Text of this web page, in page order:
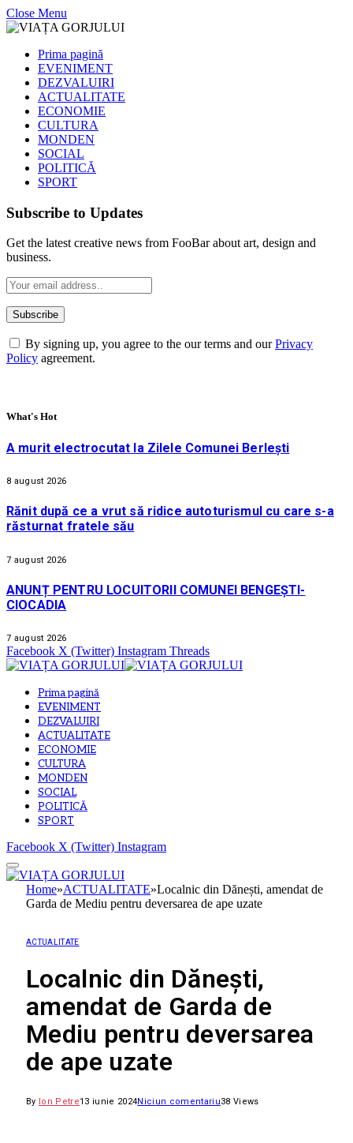
Close Menu
Prima pagină
EVENIMENT
DEZVALUIRI
ACTUALITATE
ECONOMIE
CULTURA
MONDEN
SOCIAL
POLITICĂ
SPORT
Subscribe to Updates
Get the latest creative news from FooBar about art, design and
business.
By signing up, you agree to the our terms and ourPrivacy
Policy agreement.
What's Hot
A murit electrocutat la Zilele Comunei Berlești
8 august 2026
Rănit după ce a vrut să ridice autoturismul cu care s-a
răsturnat fratele său
7 august 2026
ANUNȚ PENTRU LOCUITORII COMUNEI BENGEȘTI-
CIOCADIA
7 august 2026
Facebook X (Twitter) Instagram Threads
Prima pagină
EVENIMENT
DEZVALUIRI
ACTUALITATE
ECONOMIE
CULTURA
MONDEN
SOCIAL
POLITICĂ
SPORT
Facebook X (Twitter) Instagram
Home»ACTUALITATE»Localnic din Dănești, amendat de
Garda de Mediu pentru deversarea de ape uzate
ACTUALITATE
Localnic din Dănești,
amendat de Garda de
Mediu pentru deversarea
de ape uzate
By Ion Petre13 iunie 2024Niciun comentariu38 Views